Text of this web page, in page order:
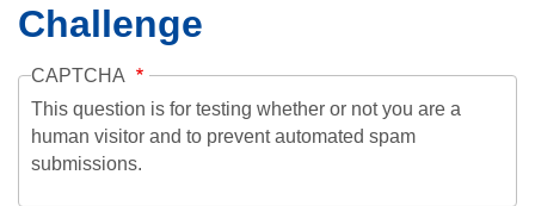
Challenge
CAPTCHA
This question is for testing whether or not you are a
human visitor and to prevent automated spam
submissions.